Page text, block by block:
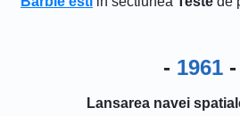
- 1961 -
Lansarea navei